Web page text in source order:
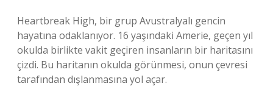
Heartbreak High, bir grup Avustralyalı gencin
hayatına odaklanıyor. 16 yaşındaki Amerie, geçen yıl
okulda birlikte vakit geçiren insanların bir haritasını
çizdi. Bu haritanın okulda görünmesi, onun çevresi
tarafından dışlanmasına yol açar.